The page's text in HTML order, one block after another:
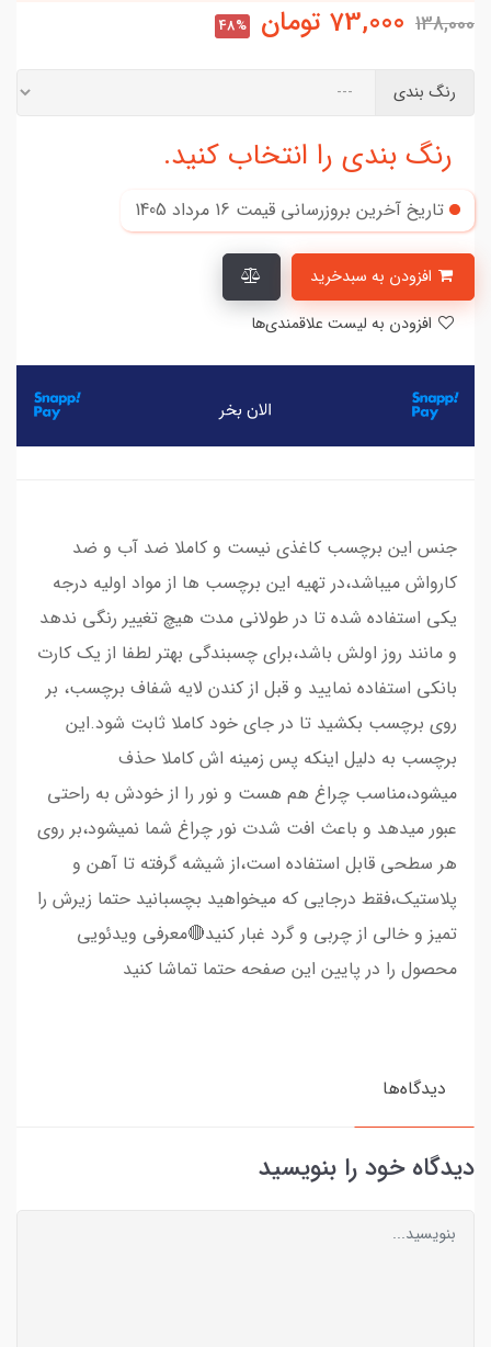
138,000
73,000 تومان 48%
رنگ بندی
رنگ بندی را انتخاب کنید.
تاریخ آخرین بروزرسانی قیمت 16 مرداد 1405
جنس این برچسب کاغذی نیست و کاملا ضد آب و ضد
کارواش میباشد،در تهیه این برچسب ها از مواد اولیه درجه
یکی استفاده شده تا در طولانی مدت هیچ تغییر رنگی ندهد
و مانند روز اولش باشد،برای چسبندگی بهتر لطفا از یک کارت
بانکی استفاده نمایید و قبل از کندن لایه شفاف برچسب، بر
روی برچسب بکشید تا در جای خود کاملا ثابت شود.این
برچسب به دلیل اینکه پس زمینه اش کاملا حذف
میشود،مناسب چراغ هم هست و نور را از خودش به راحتی
عبور میدهد و باعث افت شدت نور چراغ شما نمیشود،بر روی
هر سطحی قابل استفاده است،از شیشه گرفته تا آهن و
پلاستیک،فقط درجایی که میخواهید بچسبانید حتما زیرش را
تمیز و خالی از چربی و گرد غبار کنید🔴معرفی ویدئویی
محصول را در پایین این صفحه حتما تماشا کنید
دیدگاه‌ها
دیدگاه خود را بنویسید